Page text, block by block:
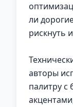
ли
рискнуть
авторы
палитру